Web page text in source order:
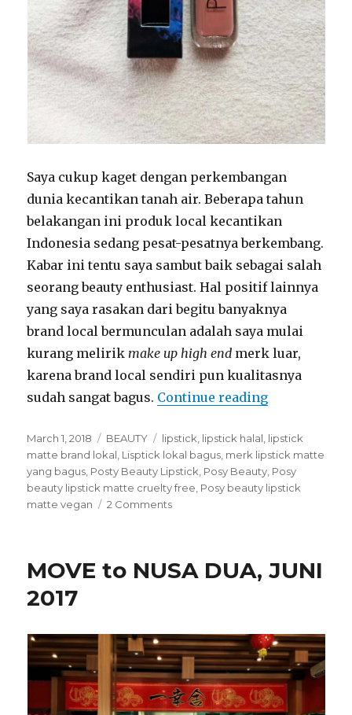
Saya cukup kaget dengan perkembangan
dunia kecantikan tanah air. Beberapa tahun
belakangan ini produk local kecantikan
Indonesia sedang pesat-pesatnya berkembang.
Kabar ini tentu saya sambut baik sebagai salah
seorang beauty enthusiast. Hal positif lainnya
yang saya rasakan dari begitu banyaknya
brand local bermunculan adalah saya mulai
kurang melirik make up high end merk luar,
karena brand local sendiri pun kualitasnya
sudah sangat bagus. Continue reading“Posy
Posted
on
March 1, 2018 Categories
BEAUTY Tags
lipstick lipstick halal lipstick
matte brand lokal Lisptick lokal bagus merk lipstick matte
yang bagus Posty Beauty Lipstick Posy Beauty Posy
beauty lipstick matte cruelty free Posy beauty lipstick
matte vegan
2 Commentson
MOVE to NUSA DUA, JUNI
2017